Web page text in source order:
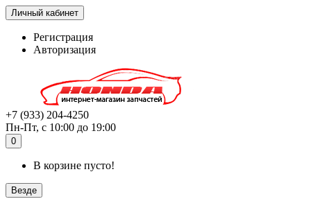
Личный кабинет
Регистрация
Авторизация
+7 (933) 204-4250
Пн-Пт, с 10:00 до 19:00
0
В корзине пусто!
Везде